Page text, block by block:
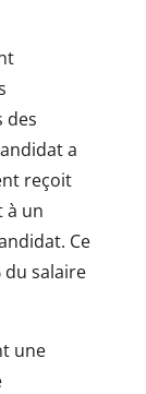
des
a
reçoit
à un
Ce
du salaire
une